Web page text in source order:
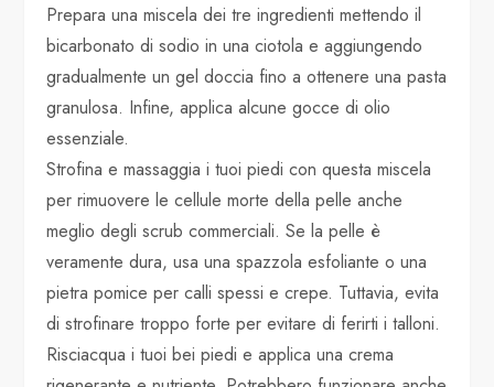
Prepara una miscela dei tre ingredienti mettendo il
bicarbonato di sodio in una ciotola e aggiungendo
gradualmente un gel doccia fino a ottenere una pasta
granulosa. Infine, applica alcune gocce di olio
essenziale.
Strofina e massaggia i tuoi piedi con questa miscela
per rimuovere le cellule morte della pelle anche
meglio degli scrub commerciali. Se la pelle è
veramente dura, usa una spazzola esfoliante o una
pietra pomice per calli spessi e crepe. Tuttavia, evita
di strofinare troppo forte per evitare di ferirti i talloni.
Risciacqua i tuoi bei piedi e applica una crema